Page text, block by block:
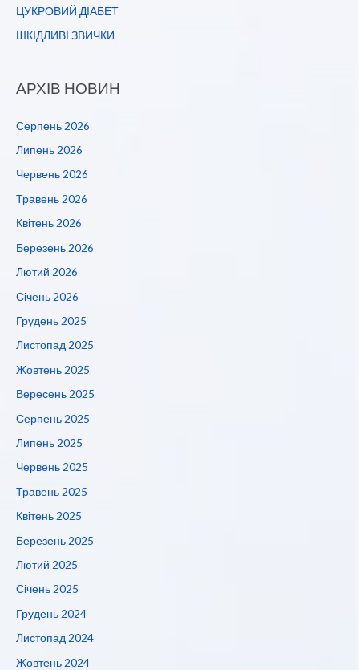
ЦУКРОВИЙ ДІАБЕТ
ШКІДЛИВІ ЗВИЧКИ
АРХІВ НОВИН
Серпень 2026
Липень 2026
Червень 2026
Травень 2026
Квітень 2026
Березень 2026
Лютий 2026
Січень 2026
Грудень 2025
Листопад 2025
Жовтень 2025
Вересень 2025
Серпень 2025
Липень 2025
Червень 2025
Травень 2025
Квітень 2025
Березень 2025
Лютий 2025
Січень 2025
Грудень 2024
Листопад 2024
Жовтень 2024